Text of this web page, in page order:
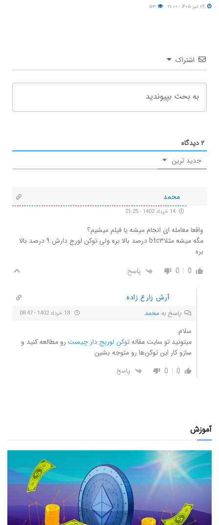
اشتراک
۲دیدگاه
جدید ترین
محمد
واقعا معامله ای انجام میشه یا فیلم میشیم؟
مگه میشه مثلاbtc۳ درصد بالا بره ولی توکن لورج دارش ۹ درصد بالا
بره
0
0 پاسخ
آرش زارع زاده
پاسخ به محمد
سلام
میتونید تو سایت مقالهتوکن لوریج دار چیست رو مطالعه کنید و
سازو کار این توکن‌ها رو متوجه بشین
0
0 پاسخ
آموزش